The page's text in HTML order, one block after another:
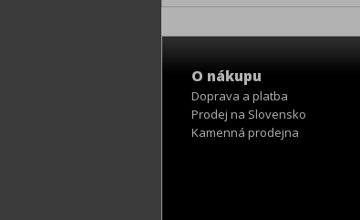
O nákupu
Doprava a platba
Prodej na Slovensko
Kamenná prodejna